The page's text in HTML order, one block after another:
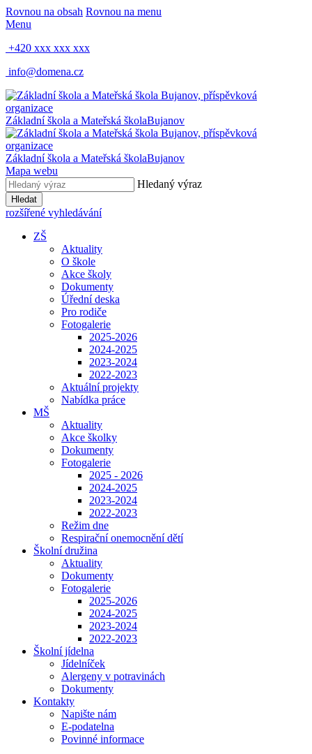
Rovnou na obsah Rovnou na menu
Menu
+420 xxx xxx xxx
info@domena.cz
Základní škola a Mateřská školaBujanov
Základní škola a Mateřská školaBujanov
Mapa webu
Hledaný výraz
Hledat
rozšířené vyhledávání
ZŠ
Aktuality
O škole
Akce školy
Dokumenty
Úřední deska
Pro rodiče
Fotogalerie
2025-2026
2024-2025
2023-2024
2022-2023
Aktuální projekty
Nabídka práce
MŠ
Aktuality
Akce školky
Dokumenty
Fotogalerie
2025 - 2026
2024-2025
2023-2024
2022-2023
Režim dne
Respirační onemocnění dětí
Školní družina
Aktuality
Dokumenty
Fotogalerie
2025-2026
2024-2025
2023-2024
2022-2023
Školní jídelna
Jídelníček
Alergeny v potravinách
Dokumenty
Kontakty
Napište nám
E-podatelna
Povinné informace